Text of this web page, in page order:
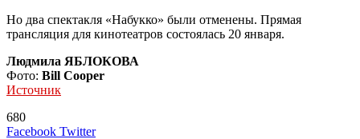
Но два спектакля «Набукко» были отменены. Прямая
трансляция для кинотеатров состоялась 20 января.
Людмила ЯБЛОКОВА
Фото: Bill Cooper
Источник
680
Facebook TwitterLinkedIn
Tumblr
Reddit
Вконтакте
Одноклассники
Skype
Messenger
Messenger
WhatsApp
Telegram
Viber
Line
Поделиться
Печатать